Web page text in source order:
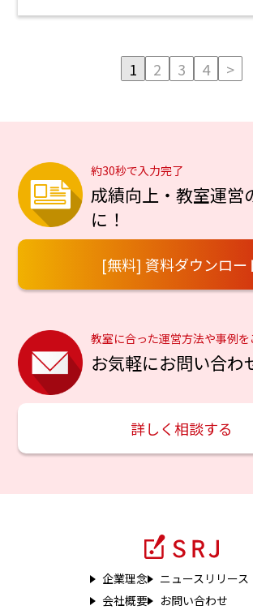
1 2 3 4 >
約30秒で入力完了
成績向上・教室運営
に！
[無料] 資料ダウンロー
教室に合った運営方法や事例
お気軽にお問い合わ
詳しく相談する
企業理念
会社概要
ニュースリリース
お問い合わせ